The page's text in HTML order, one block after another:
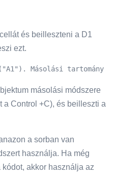
és beilleszteni a D1
ezt.
Másolási tartomány
másolási módszere
a Control +C), és beilleszti a
a sorban van
használja. Ha még
akkor használja az